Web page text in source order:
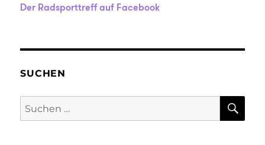
Der Radsporttreff auf Facebook
SUCHEN
Suche
nach: